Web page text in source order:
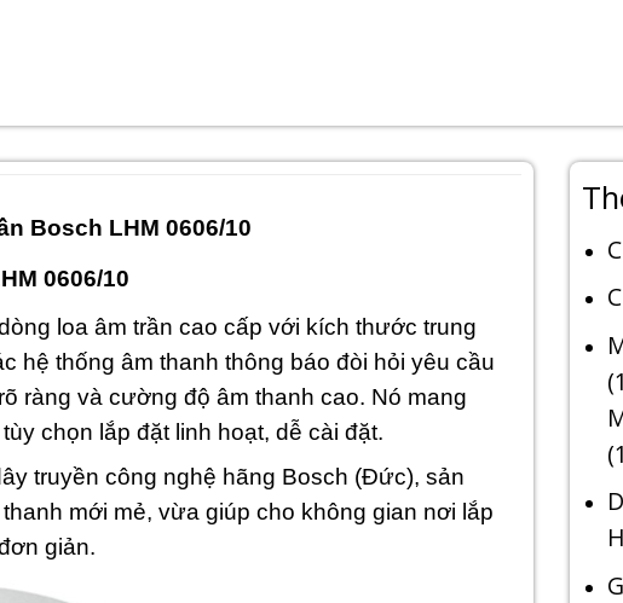
Bosch LHM 0606/10
0606/10
loa âm trần cao cấp với kích thước trung
hệ thống âm thanh thông báo đòi hỏi yêu cầu
ràng và cường độ âm thanh cao. Nó mang
chọn lắp đặt linh hoạt, dễ cài đặt.
truyền công nghệ hãng Bosch (Đức), sản
mới mẻ, vừa giúp cho không gian nơi lắp
giản.